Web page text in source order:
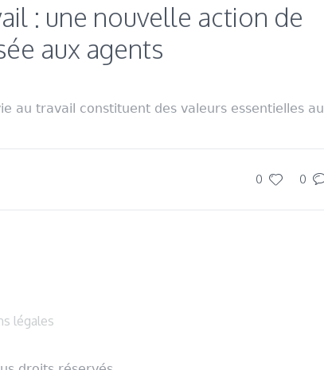
: une nouvelle action de
aux agents
au travail constituent des valeurs essentielles au
0 0
légales